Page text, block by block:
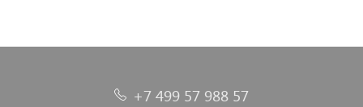
+7 499 57 988 57